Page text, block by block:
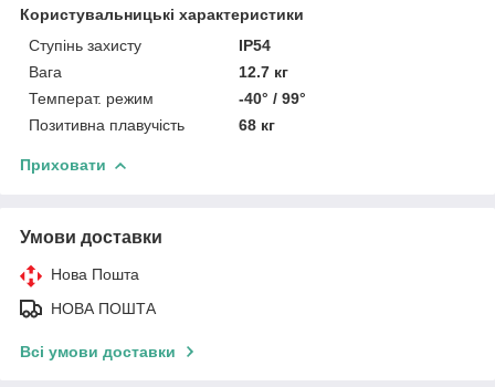
Користувальницькі характеристики
Ступінь захисту
IP54
Вага
12.7 кг
Температ. режим
-40° / 99°
Позитивна плавучість
68 кг
Приховати
Умови доставки
Нова Пошта
НОВА ПОШТА
Всі умови доставки